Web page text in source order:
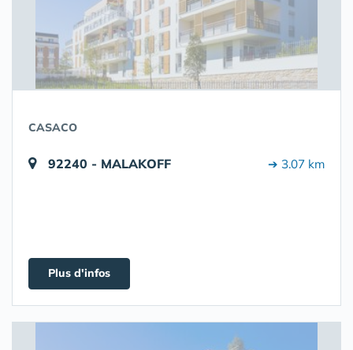
CASACO
92240 - MALAKOFF ➔ 3.07 km
Plus d'infos